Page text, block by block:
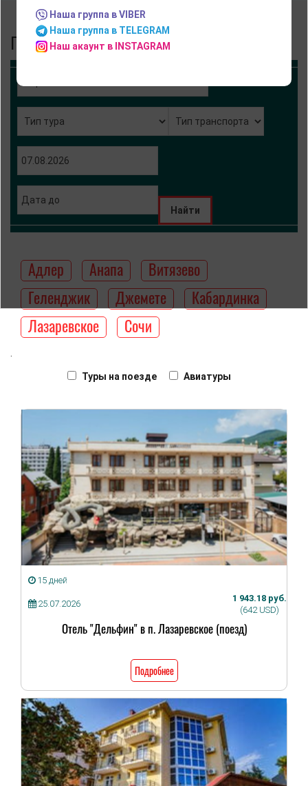
Подбор тура
Адлер Анапа
Витязево
Геленджик
Джемете
Кабардинка
Лазаревское
Сочи
Автобусные туры
Туры на поезде Авиатуры
15 дней
25.07.2026
1 943.18 руб.
(642 USD)
Отель "Дельфин" в п. Лазаревское (поезд)
Подробнее
Наша группа в VIBER
Наша группа в TELEGRAM
Наш акаунт в INSTAGRAM